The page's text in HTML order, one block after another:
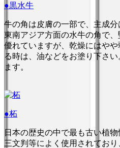
●黒水牛
牛の角は皮膚の一部で、主成分
東南アジア方面の水牛の角で
優れていますが、乾燥にはや
る時は、油などをお塗り下さ
ます。
●柘
日本の歴史の中で最も古い植物
三文判等によく使用されてお